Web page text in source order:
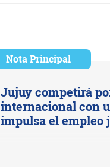
Nota Principal
Jujuy competirá
internacional con
impulsa el empleo